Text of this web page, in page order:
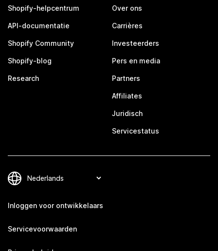
Shopify-helpcentrum
API-documentatie
Shopify Community
Shopify-blog
Research
Over ons
Carrières
Investeerders
Pers en media
Partners
Affiliates
Juridisch
Servicestatus
Inloggen voor ontwikkelaars
Servicevoorwaarden